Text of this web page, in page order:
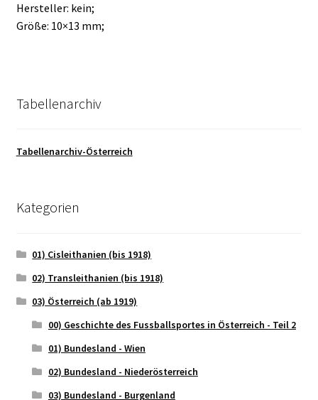
Hersteller: kein;
Größe: 10×13 mm;
Tabellenarchiv
Tabellenarchiv-Österreich
Kategorien
01) Cisleithanien (bis 1918)
02) Transleithanien (bis 1918)
03) Österreich (ab 1919)
00) Geschichte des Fussballsportes in Österreich - Teil 2
01) Bundesland - Wien
02) Bundesland - Niederösterreich
03) Bundesland - Burgenland